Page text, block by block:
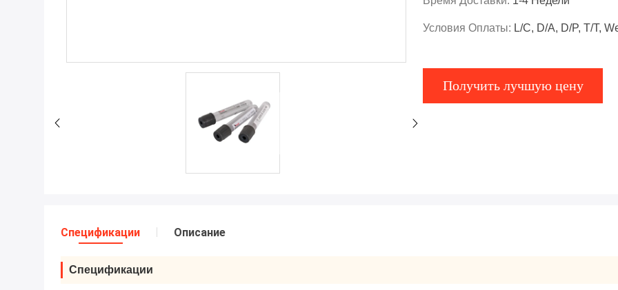
Условия Оплаты: L/C, D/A, D/P, T/T,
Получить лучшую цену
Спецификации Описание
Спецификации